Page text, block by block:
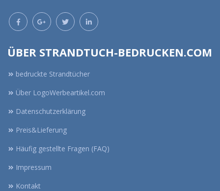
ÜBER STRANDTUCH-BEDRUCKEN.COM
bedruckte Strandtücher
Über LogoWerbeartikel.com
Datenschutzerklärung
Preis&Lieferung
Häufig gestellte Fragen (FAQ)
Impressum
Kontakt